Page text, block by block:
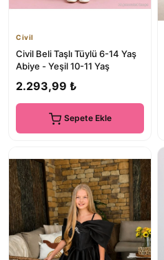
Civil
Civil Beli Taşlı Tüylü 6-14 Yaş
Abiye - Yeşil 10-11 Yaş
2.293,99 ₺
Sepete Ekle